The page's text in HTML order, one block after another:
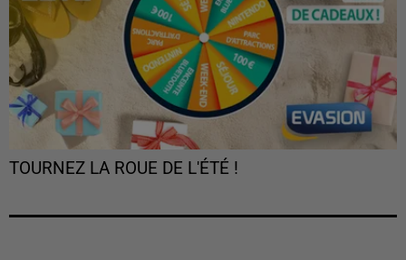
TOURNEZ LA ROUE DE L'ÉTÉ !